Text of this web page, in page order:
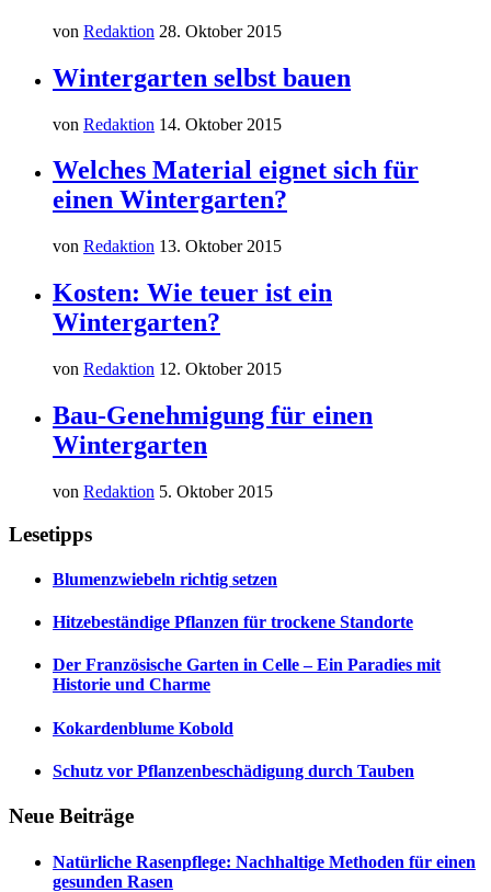
von Redaktion 28. Oktober 2015
Wintergarten selbst bauen
von Redaktion 14. Oktober 2015
Welches Material eignet sich für
einen Wintergarten?
von Redaktion 13. Oktober 2015
Kosten: Wie teuer ist ein
Wintergarten?
von Redaktion 12. Oktober 2015
Bau-Genehmigung für einen
Wintergarten
von Redaktion 5. Oktober 2015
Lesetipps
Blumenzwiebeln richtig setzen
Hitzebeständige Pflanzen für trockene Standorte
Der Französische Garten in Celle – Ein Paradies mit
Historie und Charme
Kokardenblume Kobold
Schutz vor Pflanzenbeschädigung durch Tauben
Neue Beiträge
Natürliche Rasenpflege: Nachhaltige Methoden für einen
gesunden Rasen